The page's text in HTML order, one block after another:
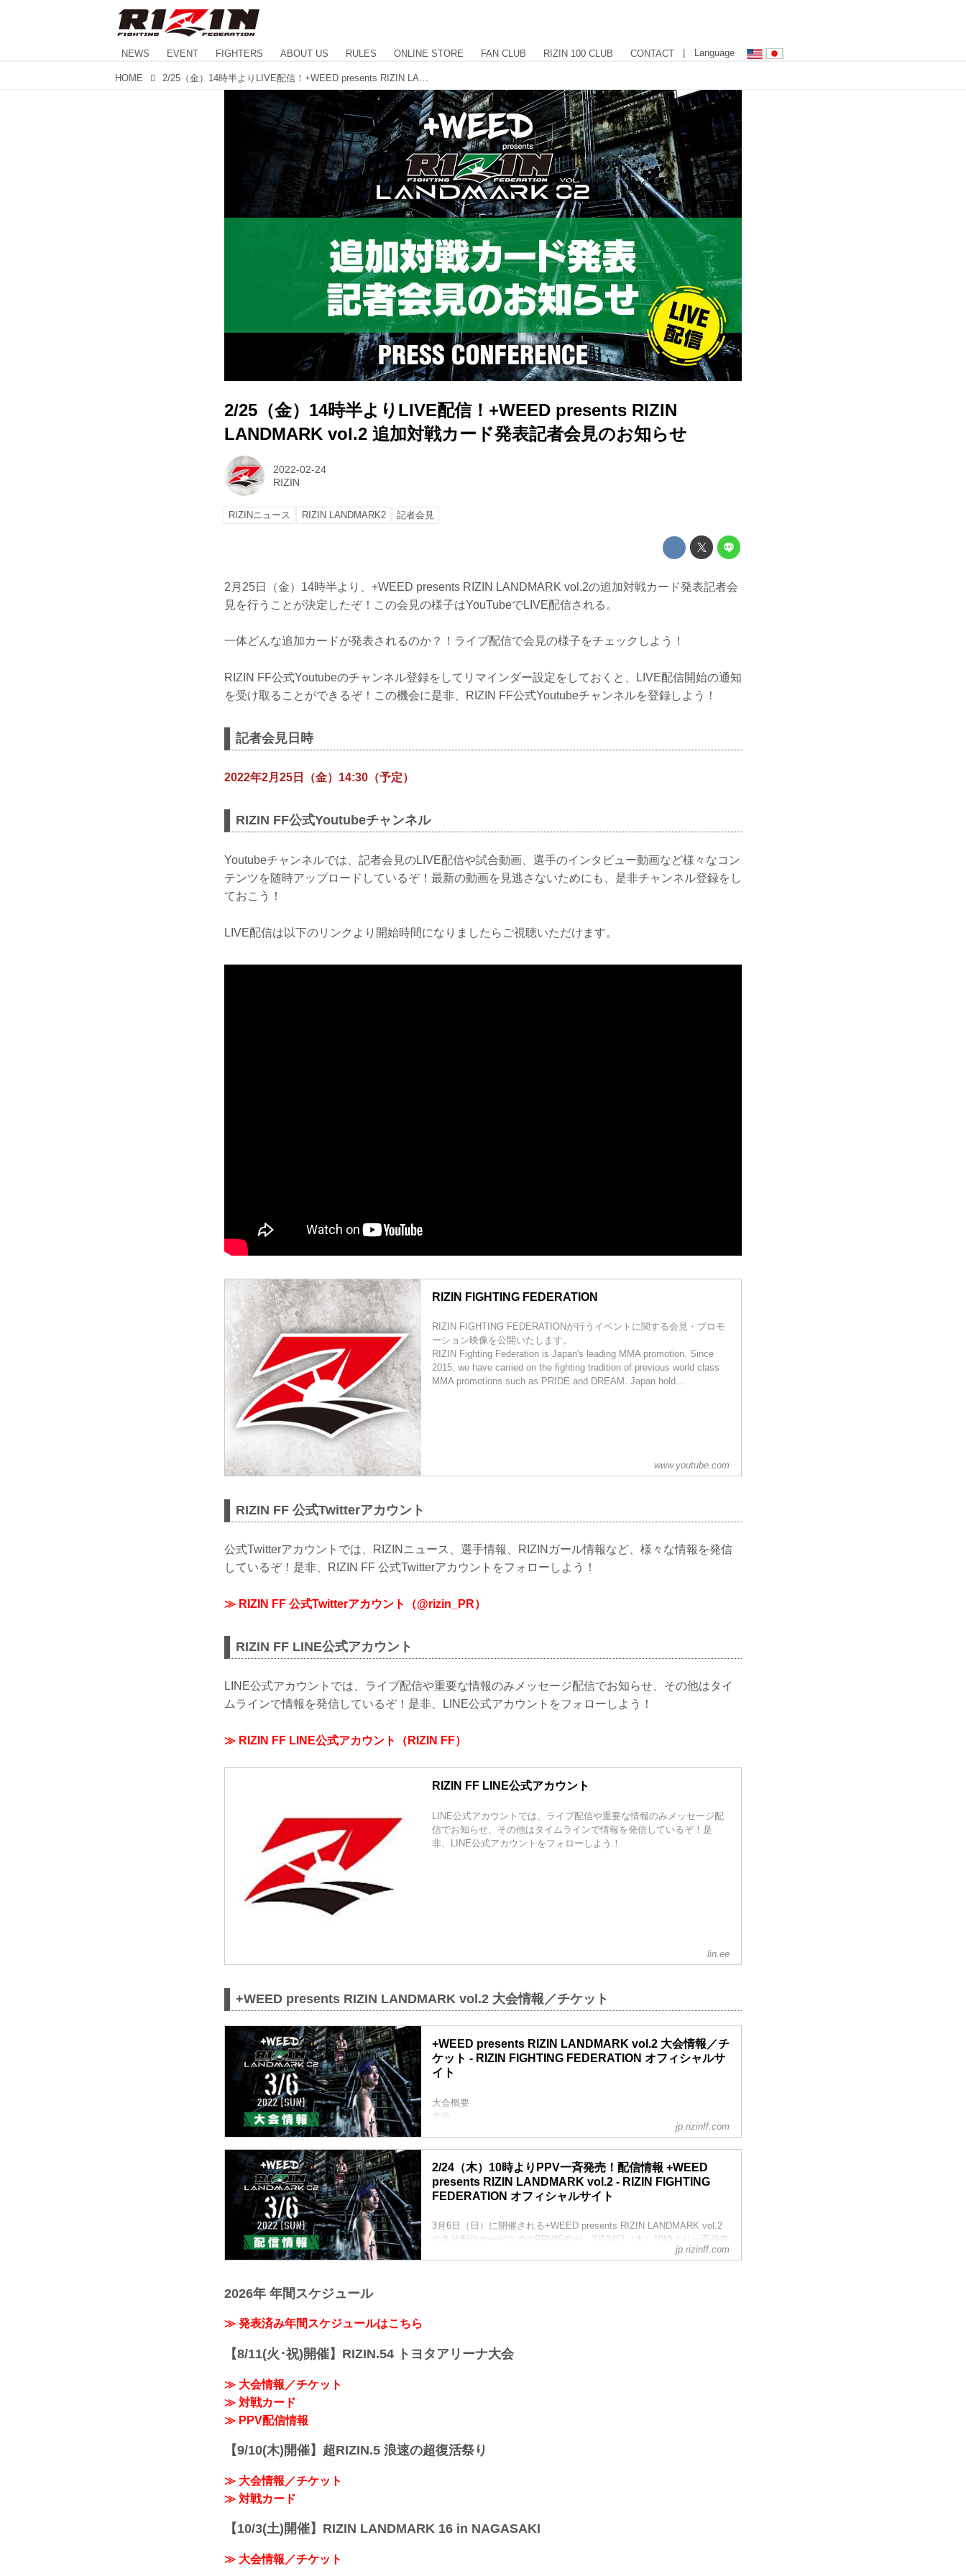
NEWS EVENT FIGHTERS ABOUT US RULES ONLINE STORE FAN CLUB RIZIN 100 CLUB CONTACT | Language
HOME
2/25（金）14時半よりLIVE配信！+WEED presents RIZIN
LANDMARK vol.2 追加対戦カード発表記者会見のお知らせ
2022-02-24
RIZIN
RIZINニュース RIZIN LANDMARK2 記者会見
2月25日（金）14時半より、+WEED presents RIZIN LANDMARK vol.2の追加対戦カード発表記者会
見を行うことが決定したぞ！この会見の様子はYouTubeでLIVE配信される。
一体どんな追加カードが発表されるのか？！ライブ配信で会見の様子をチェックしよう！
RIZIN FF公式Youtubeのチャンネル登録をしてリマインダー設定をしておくと、LIVE配信開始の通知
を受け取ることができるぞ！この機会に是非、RIZIN FF公式Youtubeチャンネルを登録しよう！
記者会見日時
2022年2月25日（金）14:30（予定）
RIZIN FF公式Youtubeチャンネル
Youtubeチャンネルでは、記者会見のLIVE配信や試合動画、選手のインタビュー動画など様々なコン
テンツを随時アップロードしているぞ！最新の動画を見逃さないためにも、是非チャンネル登録をし
ておこう！
LIVE配信は以下のリンクより開始時間になりましたらご視聴いただけます。
RIZIN FIGHTING FEDERATION
RIZIN FIGHTING FEDERATIONが行うイベントに関する会見・プロモ
ーション映像を公開いたします。
RIZIN Fighting Federation is Japan's leading MMA promotion. Since
2015, we have carried on the fighting tradition of previous world class
MMA promotions such as PRIDE and DREAM. Japan hold...
www.youtube.com
RIZIN FF 公式Twitterアカウント
公式Twitterアカウントでは、RIZINニュース、選手情報、RIZINガール情報など、様々な情報を発信
しているぞ！是非、RIZIN FF 公式Twitterアカウントをフォローしよう！
≫ RIZIN FF 公式Twitterアカウント（@rizin_PR）
RIZIN FF LINE公式アカウント
LINE公式アカウントでは、ライブ配信や重要な情報のみメッセージ配信でお知らせ、その他はタイ
ムラインで情報を発信しているぞ！是非、LINE公式アカウントをフォローしよう！
≫ RIZIN FF LINE公式アカウント（RIZIN FF）
RIZIN FF LINE公式アカウント
LINE公式アカウントでは、ライブ配信や重要な情報のみメッセージ配
信でお知らせ、その他はタイムラインで情報を発信しているぞ！是
非、LINE公式アカウントをフォローしよう！
lin.ee
+WEED presents RIZIN LANDMARK vol.2 大会情報／チケット
+WEED presents RIZIN LANDMARK vol.2 大会情報／チ
ケット - RIZIN FIGHTING FEDERATION オフィシャルサ
イト
大会概要
名称
※開場・開始時間は予定です。決定次第RIZIN FFオフィシャルサイト
にてご案内します。
会場
主催
RIZIN FIGHTING FEDERATION
jp.rizinff.com
2/24（木）10時よりPPV一斉発売！配信情報 +WEED
presents RIZIN LANDMARK vol.2 - RIZIN FIGHTING
FEDERATION オフィシャルサイト
3月6日（日）に開催される+WEED presents RIZIN LANDMARK vol.2
の各社配信サービスでのPPV販売が、2月24日（木）10時より一斉発売
配信日時 視聴料金 放送・配信媒...
jp.rizinff.com
2026年 年間スケジュール
≫ 発表済み年間スケジュールはこちら
【8/11(火･祝)開催】RIZIN.54 トヨタアリーナ大会
≫ 大会情報／チケット
≫ 対戦カード
≫ PPV配信情報
【9/10(木)開催】超RIZIN.5 浪速の超復活祭り
≫ 大会情報／チケット
≫ 対戦カード
【10/3(土)開催】RIZIN LANDMARK 16 in NAGASAKI
≫ 大会情報／チケット